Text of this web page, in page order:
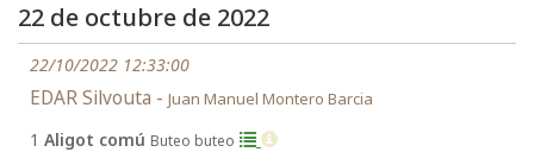
22 de octubre de 2022
22/10/2022 12:33:00
EDAR Silvouta - Juan Manuel Montero Barcia
1 Aligot comú Buteo buteo